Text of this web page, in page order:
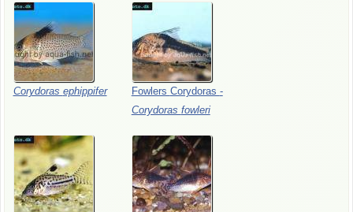
Corydoras ephippifer Fowlers Corydoras -
Corydoras fowleri